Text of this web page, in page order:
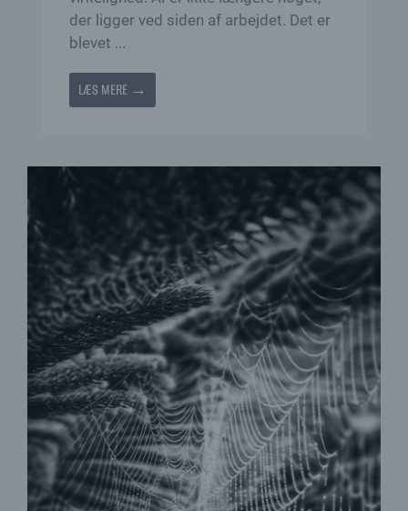
der ligger ved siden af arbejdet. Det er
blevet ...
LÆS MERE →